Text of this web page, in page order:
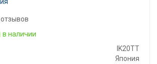
в наличии
IK20TT
Япония